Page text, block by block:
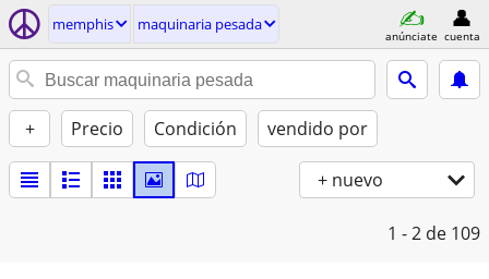
memphis maquinaria pesada
anúnciate cuenta
+ Precio Condición vendido por
+ nuevo
1 - 2 de 109